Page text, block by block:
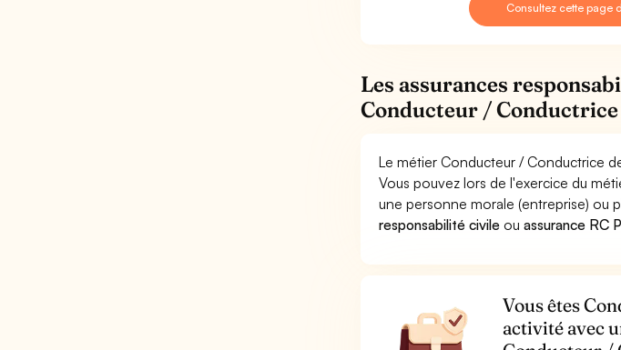
Consultez cette page
Les assurances
Conducteur /
Le métier Conducteur / Conductrice
Vous pouvez lors de l'exercice du
une personne morale (entreprise) ou
responsabilité civile ouassurance RC
Vous êtes
activité avec